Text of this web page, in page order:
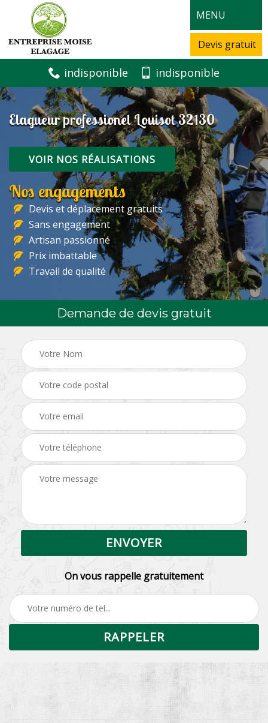
MENU
Devis gratuit
indisponible indisponible
Elagueur professionel Louisot 32130
VOIR NOS RÉALISATIONS
Nos engagements
Devis et déplacement gratuits
Sans engagement
Artisan passionné
Prix imbattable
Travail de qualité
Demande de devis gratuit
On vous rappelle gratuitement